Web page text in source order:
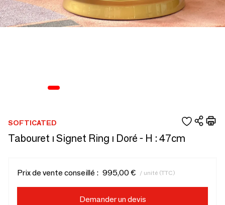
SOFTICATED
Tabouret ı Signet Ring ı Doré - H : 47cm
Prix de vente conseillé : 995,00 € / unité (TTC)
Demander un devis